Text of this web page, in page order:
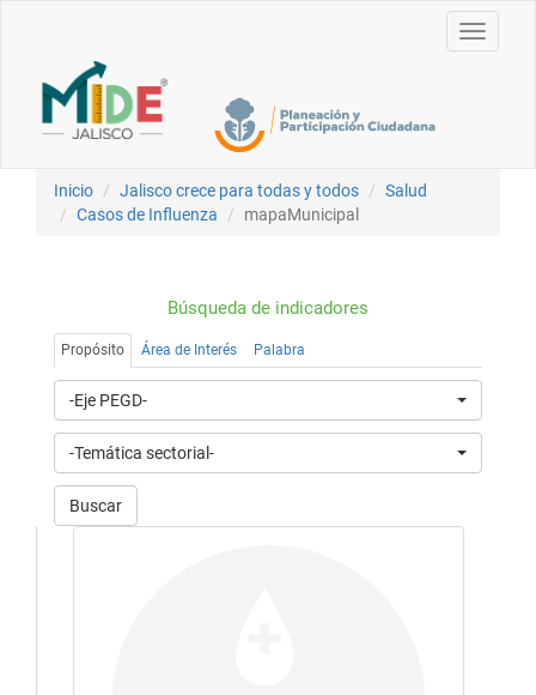
Toggle
Inicio Jalisco crece para todas y todos
Salud
Casos de Influenza
mapaMunicipal
Búsqueda de indicadores
Propósito Área de Interés Palabra
-Eje PEGD-
-Temática sectorial-
Buscar